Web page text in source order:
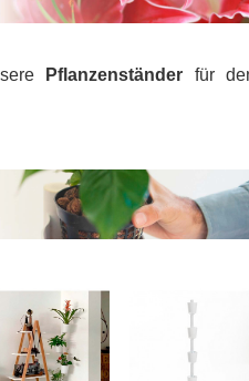
Pflanzenständer für